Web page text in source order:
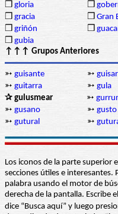
❒ gloria ❒
❒ gracia ❒ Gran
❒ griñón ❒
❒ gubia
↑↑↑ Grupos Anteriores
➳ guisante ➳ guisar
➳ guitarra ➳ gula
✰ gulusmear
➳
➳ gusano ➳ gusto
➳ gutural ➳
Los iconos de la parte superior
secciones útiles e interesantes.
palabra usando el motor de
derecha de la pantalla. Escribe
dice “Busca aquí” y luego